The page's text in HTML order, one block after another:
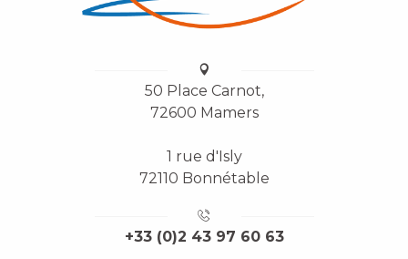
50 Place Carnot,
72600 Mamers
1 rue d'Isly
72110 Bonnétable
+33 (0)2 43 97 60 63